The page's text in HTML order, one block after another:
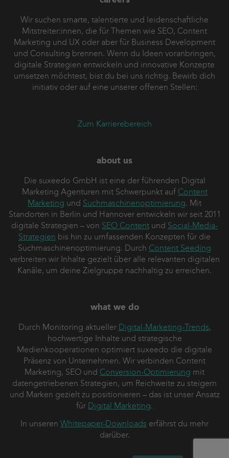
Wir suchen smarte, talentierte und leidenschaftliche
Mitstreiter:innen, die für Themen wie SEO, Content
Marketing und UX oder aber für Business Development
und Consulting brennen. Wenn du Ideen voranbringen,
digitale Strategien entwickeln und innovative Konzepte
umsetzen möchtest, bist du bei uns richtig. Bewirb dich
initiativ oder auf eine unserer offenen Stellen:
Zum Karrierebereich
about us
Die suxeedo GmbH ist eine der führenden Digital
Marketing Agenturen mit Schwerpunkt auf Content
Marketing und Suchmaschinenoptimierung. Mit
Standorten in Berlin und Hannover entwickeln wir seit 2011
digitale Strategien – von SEO Content und Social-Media-
Strategien bis hin zu umfassenden Konzepten für die
Suchmaschinenoptimierung. Durch Content Seeding
verbreiten wir Inhalte gezielt über alle relevanten digitalen
Kanäle, um deine Zielgruppe nachhaltig zu erreichen.
what we do
Durch Monitoring aktueller Digital-Marketing-Trends,
hochwertige Inhalte und strategische
Medienkooperationen optimiert suxeedo die digitale
Präsenz von Unternehmen. Wir verbinden Content
Marketing, SEO und Conversion-Optimierung mit
datengetriebenen Strategien, um Reichweite zu steigern
und Marken gezielt zu positionieren – das ist unser Ansatz
für Digital Marketing.
In unseren Whitepaper-Downloads erfährst du mehr
darüber.